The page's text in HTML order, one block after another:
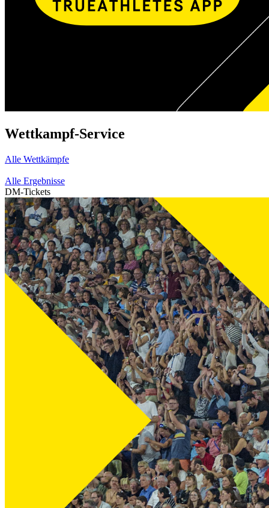
Wettkampf-Service
Alle Wettkämpfe
Alle Ergebnisse
DM-Tickets